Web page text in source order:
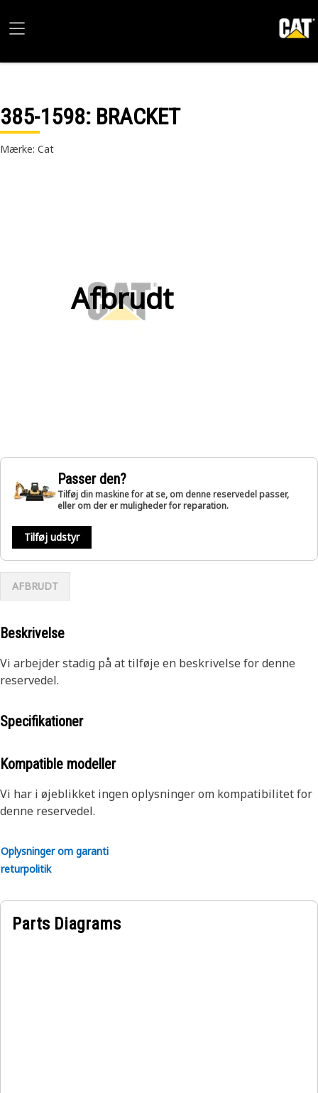
385-1598: BRACKET
Mærke: Cat
Afbrudt
Passer den?
Tilføj din maskine for at se, om denne reservedel passer,
eller om der er muligheder for reparation.
Tilføj udstyr
AFBRUDT
Beskrivelse
Vi arbejder stadig på at tilføje en beskrivelse for denne
reservedel.
Specifikationer
Kompatible modeller
Vi har i øjeblikket ingen oplysninger om kompatibilitet for
denne reservedel.
Oplysninger om garanti
returpolitik
Parts Diagrams